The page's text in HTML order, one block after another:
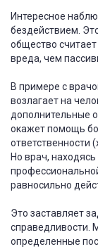
Интересное
бездействием.
общество
вреда, чем
В примере с
возлагает на
дополнительные
окажет помощь
ответственности
Но врач,
равносильно
Это заставляет
справедливости.
определенные